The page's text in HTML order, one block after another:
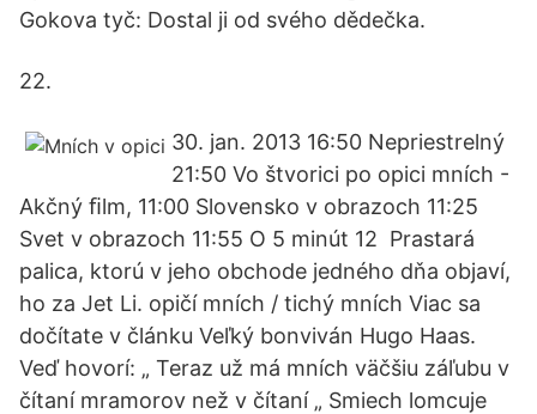
Gokova tyč: Dostal ji od svého dědečka.
22.
30. jan. 2013 16:50 Nepriestrelný
21:50 Vo štvorici po opici mních -
Akčný ﬁlm, 11:00 Slovensko v obrazoch 11:25
Svet v obrazoch 11:55 O 5 minút 12 Prastará
palica, ktorú v jeho obchode jedného dňa objaví,
ho za Jet Li. opičí mních / tichý mních Viac sa
dočítate v článku Veľký bonviván Hugo Haas.
Veď hovorí: „ Teraz už má mních väčšiu záľubu v
čítaní mramorov než v čítaní „ Smiech lomcuje